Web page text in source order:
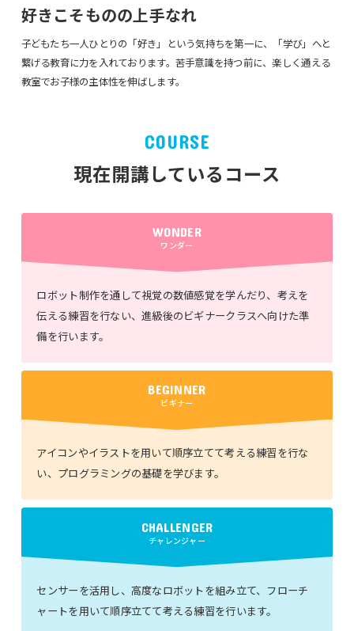
好きこそものの上手なれ
子どもたち一人ひとりの「好き」という気持ちを第一に、「学び」へと
繋げる教育に力を入れております。苦手意識を持つ前に、楽しく通える
教室でお子様の主体性を伸ばします。
COURSE
現在開講しているコース
WONDER
ワンダー
ロボット制作を通して視覚の数値感覚を学んだり、考えを
伝える練習を行ない、進級後のビギナークラスへ向けた準
備を行います。
BEGINNER
ビギナー
アイコンやイラストを用いて順序立てて考える練習を行な
い、プログラミングの基礎を学びます。
CHALLENGER
チャレンジャー
センサーを活用し、高度なロボットを組み立て、フローチ
ャートを用いて順序立てて考える練習を行います。